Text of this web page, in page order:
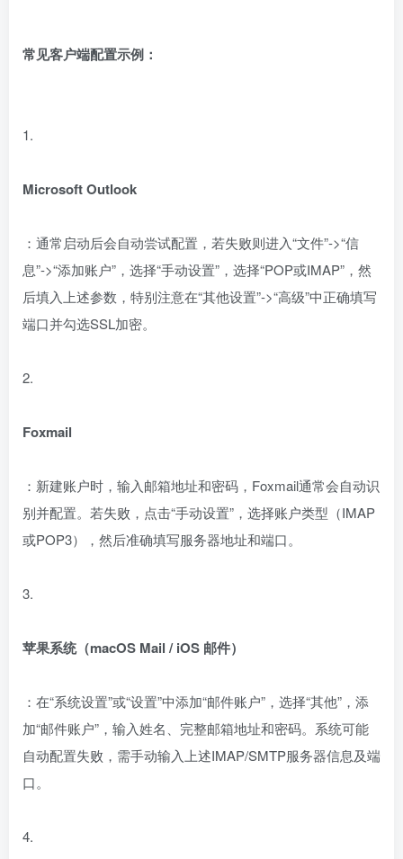
常见客户端配置示例：
1.
Microsoft Outlook
：通常启动后会自动尝试配置，若失败则进入“文件”->“信
息”->“添加账户”，选择“手动设置”，选择“POP或IMAP”，然
后填入上述参数，特别注意在“其他设置”->“高级”中正确填写
端口并勾选SSL加密。
2.
Foxmail
：新建账户时，输入邮箱地址和密码，Foxmail通常会自动识
别并配置。若失败，点击“手动设置”，选择账户类型（IMAP
或POP3），然后准确填写服务器地址和端口。
3.
苹果系统（macOS Mail / iOS 邮件）
：在“系统设置”或“设置”中添加“邮件账户”，选择“其他”，添
加“邮件账户”，输入姓名、完整邮箱地址和密码。系统可能
自动配置失败，需手动输入上述IMAP/SMTP服务器信息及端
口。
4.